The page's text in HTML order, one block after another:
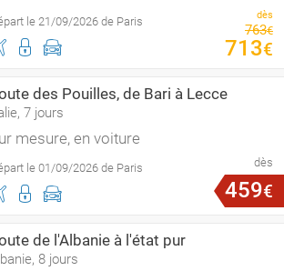
le 21/09/2026 de Paris dès
763€
713€
des Pouilles, de Bari à Lecce
7 jours
mesure, en voiture
le 01/09/2026 de Paris dès
459€
de l'Albanie à l'état pur
8 jours